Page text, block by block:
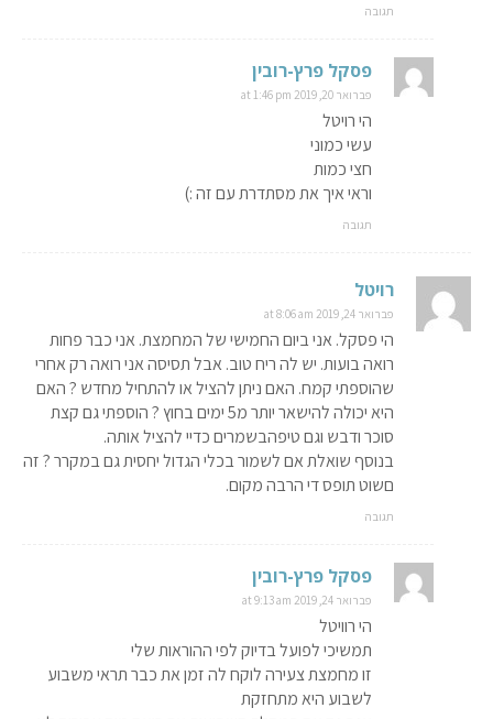
תגובה
פסקל פרץ-רובין
פברואר 20, 2019 at 1:46 pm
הי רויטל
עשי כמוני
חצי כמות
וראי איך את מסתדרת עם זה :)
תגובה
רויטל
פברואר 24, 2019 at 8:06 am
הי פסקל. אני ביום החמישי של המחמצת. אני כבר פחות
רואה בועות. יש לה ריח טוב. אבל תסיסה אני רואה רק אחרי
שהוספתי קמח. האם ניתן להציל או להתחיל מחדש ? האם
היא יכולה להישאר יותר מ5 ימים בחוץ ? הוספתי גם קצת
סוכר ודבש וגם טיפהבשמרים כדיי להציל אותה.
בנוסף שואלת אם לשמור בכלי הגדול יחסית גם במקרר ? זה
םשוט תופס די הרבה מקום.
תגובה
פסקל פרץ-רובין
פברואר 24, 2019 at 9:13 am
הי רוויטל
תמשיכי לפועל בדיוק לפי ההוראות שלי
זו מחמצת צעירה לוקח לה זמן את כבר תראי משבוע
לשבוע היא מתחזקת